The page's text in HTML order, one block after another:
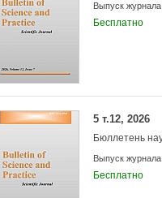
Выпуск журнала
Бесплатно
5 т.12, 2026
Бюллетень
Выпуск журнала
Бесплатно